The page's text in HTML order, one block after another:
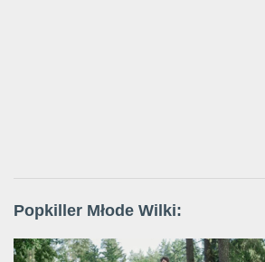
Popkiller Młode Wilki: